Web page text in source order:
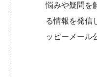
悩みや疑問を
る情報を発
ッピーメール